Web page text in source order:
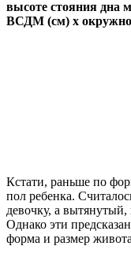
высоте стояния дна
ВСДМ (см) х
Кстати, раньше по
пол ребенка.
девочку, а
Однако эти
форма и размер